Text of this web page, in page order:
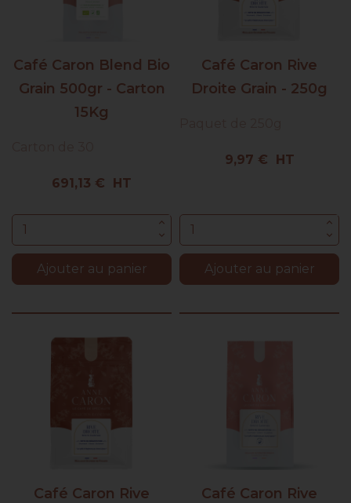
Café Caron Blend Bio
Grain 500gr - Carton
15Kg
Prix
691,13 € HT
Ajouter au panier
Café Caron Rive
Droite Grain - 250g
Prix
9,97 € HT
Ajouter au panier
Café Caron Rive
Café Caron Rive